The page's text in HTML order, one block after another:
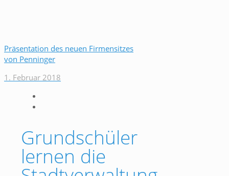
Präsentation des neuen Firmensitzes
von Penninger
1. Februar 2018
Grundschüler
lernen die